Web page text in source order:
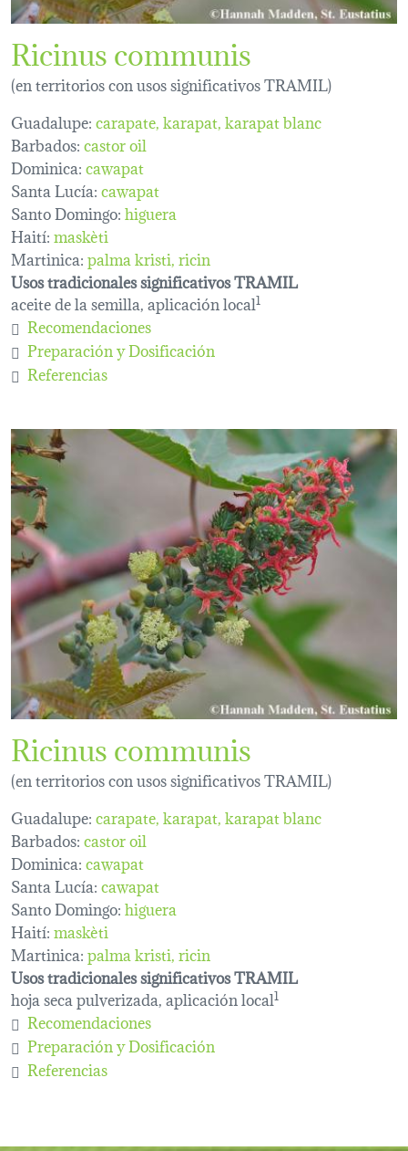
Ricinus communis
(en territorios con usos significativos TRAMIL)
Guadalupe:carapate karapat karapat blanc
Barbados:castor oil
Dominica:cawapat
Santa Lucía:cawapat
Santo Domingo:higuera
Haití:maskèti
Martinica:palma kristi ricin
Usos tradicionales significativos TRAMIL
aceite de la semilla, aplicación local1
Recomendaciones
Preparación y Dosificación
Referencias
Ricinus communis
(en territorios con usos significativos TRAMIL)
Guadalupe:carapate karapat karapat blanc
Barbados:castor oil
Dominica:cawapat
Santa Lucía:cawapat
Santo Domingo:higuera
Haití:maskèti
Martinica:palma kristi ricin
Usos tradicionales significativos TRAMIL
hoja seca pulverizada, aplicación local1
Recomendaciones
Preparación y Dosificación
Referencias